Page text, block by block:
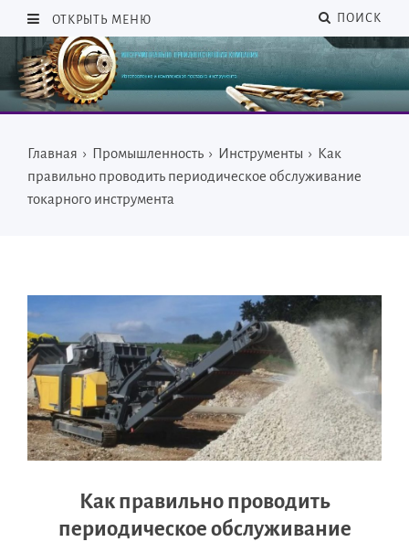
ОТКРЫТЬ МЕНЮ ПОИСК
Главная › Промышленность › Инструменты › Как
правильно проводить периодическое обслуживание
токарного инструмента
Как правильно проводить
периодическое обслуживание